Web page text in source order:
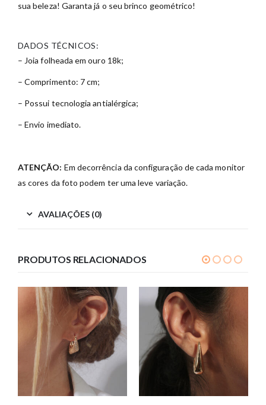
sua beleza! Garanta já o seu brinco geométrico!
DADOS TÉCNICOS:
– Joia folheada em ouro 18k;
– Comprimento: 7 cm;
– Possui tecnologia antialérgica;
– Envio imediato.
ATENÇÃO: Em decorrência da configuração de cada monitor
as cores da foto podem ter uma leve variação.
AVALIAÇÕES (0)
PRODUTOS RELACIONADOS